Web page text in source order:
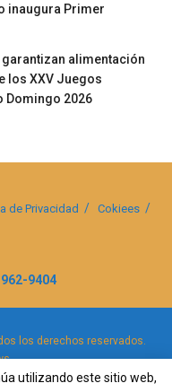
inaugura Primer
alimentación
los XXV Juegos
Domingo 2026
de Privacidad
Cokiees
9404
los derechos reservados.
.
utilizando este sitio web,